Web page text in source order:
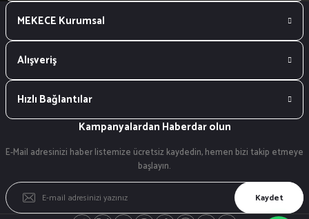
MEKECE Kurumsal
Alışveriş
Hızlı Bağlantılar
Kampanyalardan Haberdar olun
E-Mail adresinizi haber listemize ücretsiz kaydedin, hemen bizi takip etmeye
başlayın.
Kaydet